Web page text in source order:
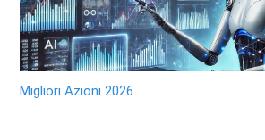
Migliori Azioni 2026